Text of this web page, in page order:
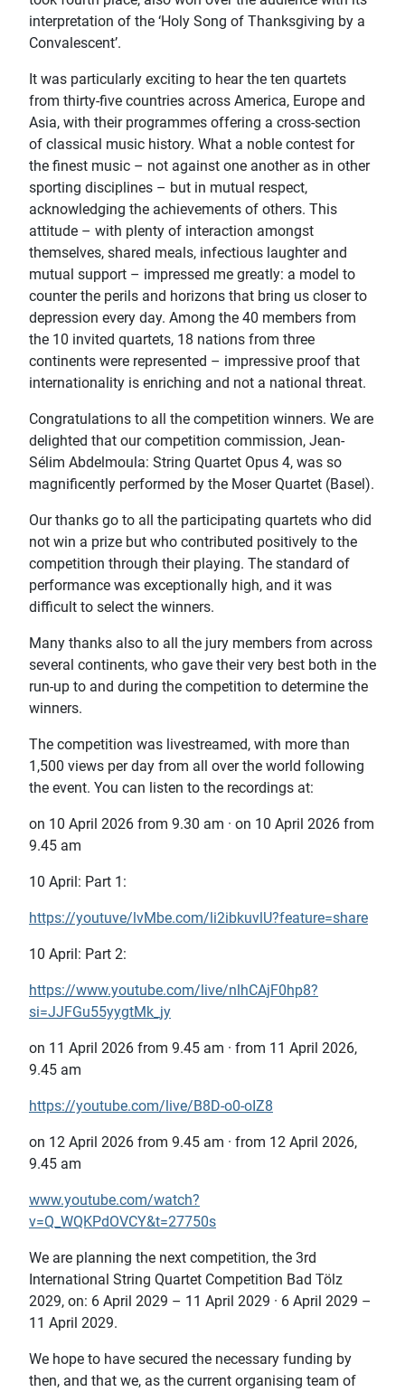
interpretation of the ‘Holy Song of Thanksgiving by a
Convalescent’.
It was particularly exciting to hear the ten quartets
from thirty-five countries across America, Europe and
Asia, with their programmes offering a cross-section
of classical music history. What a noble contest for
the finest music – not against one another as in other
sporting disciplines – but in mutual respect,
acknowledging the achievements of others. This
attitude – with plenty of interaction amongst
themselves, shared meals, infectious laughter and
mutual support – impressed me greatly: a model to
counter the perils and horizons that bring us closer to
depression every day. Among the 40 members from
the 10 invited quartets, 18 nations from three
continents were represented – impressive proof that
internationality is enriching and not a national threat.
Congratulations to all the competition winners. We are
delighted that our competition commission, Jean-
Sélim Abdelmoula: String Quartet Opus 4, was so
magnificently performed by the Moser Quartet (Basel).
Our thanks go to all the participating quartets who did
not win a prize but who contributed positively to the
competition through their playing. The standard of
performance was exceptionally high, and it was
difficult to select the winners.
Many thanks also to all the jury members from across
several continents, who gave their very best both in the
run-up to and during the competition to determine the
winners.
The competition was livestreamed, with more than
1,500 views per day from all over the world following
the event. You can listen to the recordings at:
on 10 April 2026 from 9.30 am · on 10 April 2026 from
9.45 am
10 April: Part 1:
https://youtuve/lvMbe.com/li2ibkuvlU?feature=share
10 April: Part 2:
https://www.youtube.com/live/nlhCAjF0hp8?
si=JJFGu55yygtMk_jy
on 11 April 2026 from 9.45 am · from 11 April 2026,
9.45 am
https://youtube.com/live/B8D-o0-oIZ8
on 12 April 2026 from 9.45 am · from 12 April 2026,
9.45 am
www.youtube.com/watch?
v=Q_WQKPdOVCY&t=27750s
We are planning the next competition, the 3rd
International String Quartet Competition Bad Tölz
2029, on: 6 April 2029 – 11 April 2029 · 6 April 2029 –
11 April 2029.
We hope to have secured the necessary funding by
then, and that we, as the current organising team of